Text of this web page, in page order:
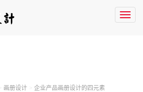
画册设计 企业产品画册设计的四元素